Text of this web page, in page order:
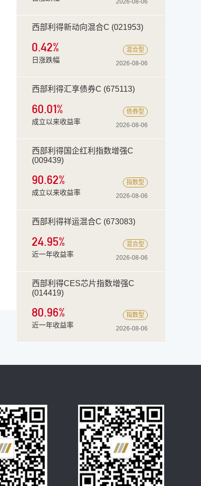
2026-08-06
西部利得新动向混合C (021953)
0.42%
日涨跌幅
混合型
2026-08-06
西部利得汇享债券C (675113)
60.01%
成立以来收益率
债券型
2026-08-06
西部利得国企红利指数增强C
(009439)
90.62%
成立以来收益率
指数型
2026-08-06
西部利得祥运混合C (673083)
24.95%
近一年收益率
混合型
2026-08-06
西部利得CES芯片指数增强C
(014419)
80.96%
近一年收益率
指数型
2026-08-06